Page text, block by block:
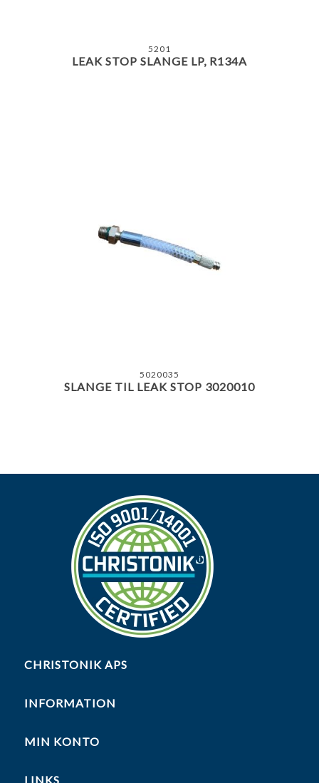
5201
LEAK STOP SLANGE LP, R134A
5020035
SLANGE TIL LEAK STOP 3020010
CHRISTONIK APS
INFORMATION
MIN KONTO
LINKS